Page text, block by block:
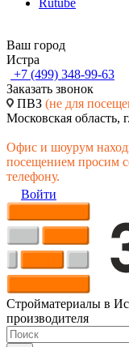
Rutube
Ваш город
Истра
+7 (499) 348-99-63
Заказать звонок
ПВЗ (не для
Московская область,
Офис и шоурум
посещением просим
телефону.
Войти
Стройматериалы в
производителя